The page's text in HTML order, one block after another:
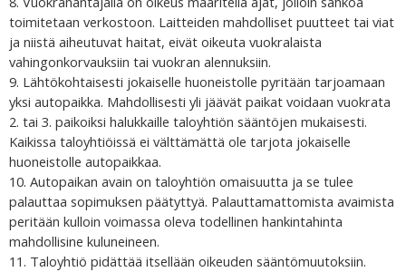
toimitetaan verkostoon. Laitteiden mahdolliset puutteet tai viat
ja niistä aiheutuvat haitat, eivät oikeuta vuokralaista
vahingonkorvauksiin tai vuokran alennuksiin.
9. Lähtökohtaisesti jokaiselle huoneistolle pyritään tarjoamaan
yksi autopaikka. Mahdollisesti yli jäävät paikat voidaan vuokrata
2. tai 3. paikoiksi halukkaille taloyhtiön sääntöjen mukaisesti.
Kaikissa taloyhtiöissä ei välttämättä ole tarjota jokaiselle
huoneistolle autopaikkaa.
10. Autopaikan avain on taloyhtiön omaisuutta ja se tulee
palauttaa sopimuksen päätyttyä. Palauttamattomista avaimista
peritään kulloin voimassa oleva todellinen hankintahinta
mahdollisine kuluneineen.
11. Taloyhtiö pidättää itsellään oikeuden sääntömuutoksiin.